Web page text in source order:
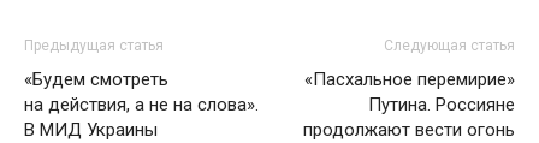
Предыдущая статья
«Будем смотреть
на действия, а не на слова».
В МИД Украины
Следующая статья
«Пасхальное перемирие»
Путина. Россияне
продолжают вести огонь